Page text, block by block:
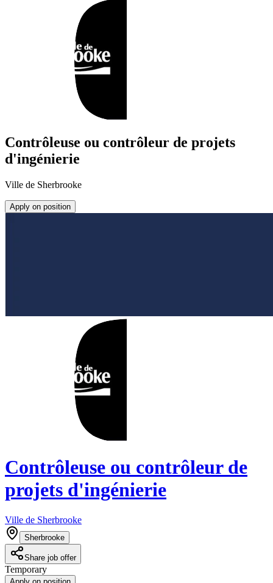
Contrôleuse ou contrôleur de projets
d'ingénierie
Ville de Sherbrooke
Apply on position
Contrôleuse ou contrôleur de
projets d'ingénierie
Ville de Sherbrooke
Sherbrooke
Share job offer
Temporary